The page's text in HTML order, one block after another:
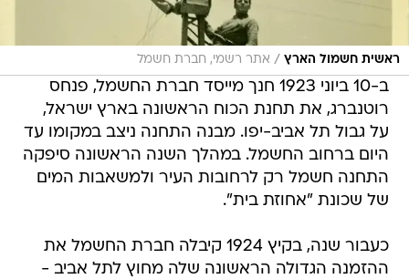
ראשית חשמול הארץ / אתר רשמי, חברת חשמל
ב-10 ביוני 1923 חנך מייסד חברת החשמל, פנחס
רוטנברג, את תחנת הכוח הראשונה בארץ ישראל,
על גבול תל אביב-יפו. מבנה התחנה ניצב במקומו עד
היום ברחוב החשמל. במהלך השנה הראשונה סיפקה
התחנה חשמל רק לרחובות העיר ולמשאבות המים
של שכונת "אחוזת בית".
כעבור שנה, בקיץ 1924 קיבלה חברת החשמל את
ההזמנה הגדולה הראשונה שלה מחוץ לתל אביב -